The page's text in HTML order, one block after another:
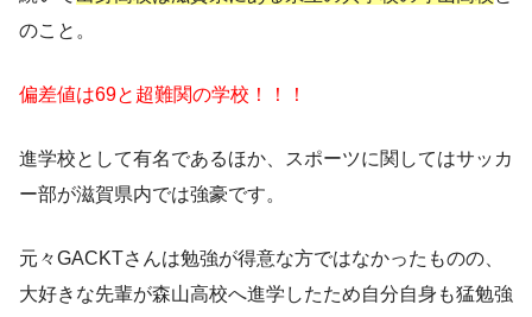
のこと。
偏差値は69と超難関の学校！！！
進学校として有名であるほか、スポーツに関してはサッカ
ー部が滋賀県内では強豪です。
元々GACKTさんは勉強が得意な方ではなかったものの、
大好きな先輩が森山高校へ進学したため自分自身も猛勉強